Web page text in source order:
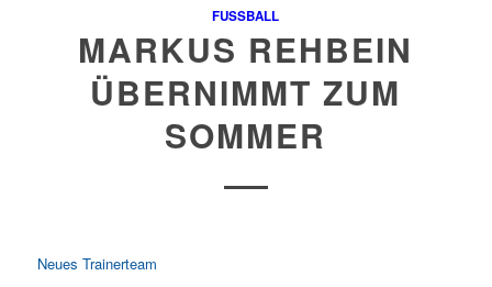
FUSSBALL
MARKUS REHBEIN
ÜBERNIMMT ZUM
SOMMER
Neues Trainerteam